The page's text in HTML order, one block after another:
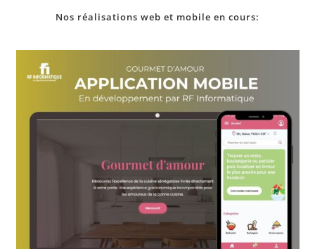
Nos réalisations web et mobile en cours: